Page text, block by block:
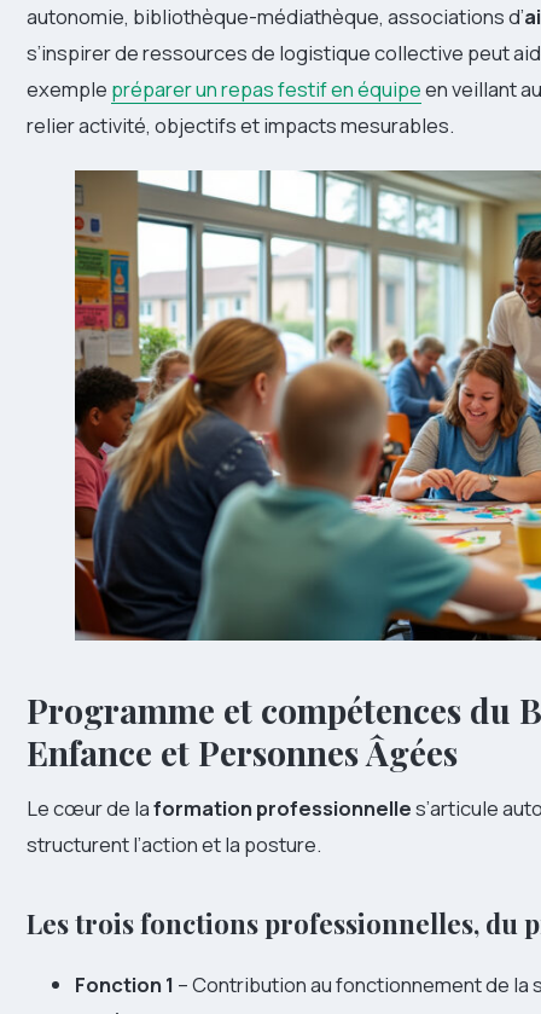
autonomie, bibliothèque-médiathèque, associations d’
s’inspirer de ressources de logistique collective peut
exemple préparer un repas festif en équipeen veillant
relier activité, objectifs et impacts mesurables.
Programme et compétences du
Enfance et Personnes Âgées
Le cœur de laformation professionnelles’articule
structurent l’action et la posture.
Les trois fonctions professionnelles, du
Fonction 1 – Contribution au fonctionnement de